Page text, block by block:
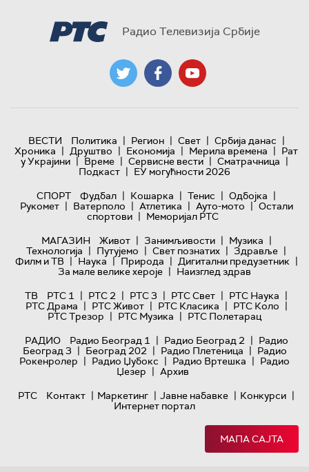
Радио Телевизија Србије
ВЕСТИ Политика | Регион | Свет | Србија данас |
Хроника | Друштво | Економија | Мерила времена | Рат
у Украјини | Време | Сервисне вести | Сматрачница |
Подкаст | ЕУ могућности 2026
СПОРТ
Фудбал | Кошарка | Тенис | Одбојка |
Рукомет | Ватерполо | Атлетика | Ауто-мото | Остали
спортови | Меморијал РТС
МАГАЗИН
Живот | Занимљивости | Музика |
Технологијa | Путујемо | Свет познатих | Здравље |
Филм и ТВ | Наука | Природа | Дигитални предузетник |
За мале велике хероје | Наизглед здрав
ТВ
РТС 1 | РТС 2 | РТС 3 | РТС Свет | РТС Наука |
РТС Драма | РТС Живот | РТС Класика | РТС Коло |
РТС Трезор | РТС Музика | РТС Полетарац
РАДИО
Радио Београд 1 | Радио Београд 2 | Радио
Београд 3 | Београд 202 | Радио Плетеница | Радио
Рокенролер | Радио Џубокс | Радио Вртешка | Радио
Џезер | Архив
РТС
Контакт | Маркетинг | Јавне набавке | Конкурси |
Интернет портал
МАПА САЈТА